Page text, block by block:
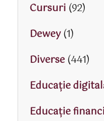
Cursuri (92)
Dewey(1)
Diverse(441)
Educaţie
Educaţie